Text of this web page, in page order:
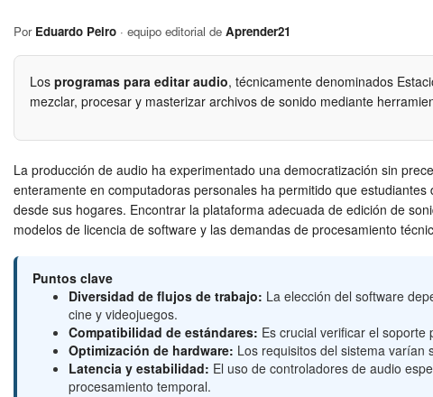
Por Eduardo Peiro · equipo editorial de Aprender21
Los programas para editar audio, técnicamente denominados
mezclar, procesar y masterizar archivos de sonido mediante
La producción de audio ha experimentado una democratización sin
enteramente en computadoras personales ha permitido que
desde sus hogares. Encontrar la plataforma adecuada de edición de
modelos de licencia de software y las demandas de procesamiento
Puntos clave
Diversidad de flujos de trabajo: La elección del software
cine y videojuegos.
Compatibilidad de estándares: Es crucial verificar el
Optimización de hardware: Los requisitos del sistema varían
Latencia y estabilidad: El uso de controladores de audio
procesamiento temporal.